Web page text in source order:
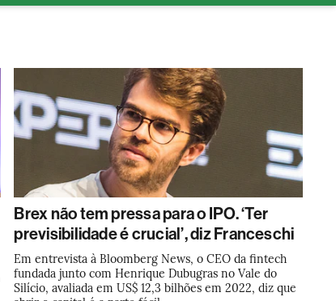
Brex não tem pressa para o IPO. ‘Ter
previsibilidade é crucial’, diz Franceschi
Em entrevista à Bloomberg News, o CEO da fintech
fundada junto com Henrique Dubugras no Vale do
Silício, avaliada em US$ 12,3 bilhões em 2022, diz que